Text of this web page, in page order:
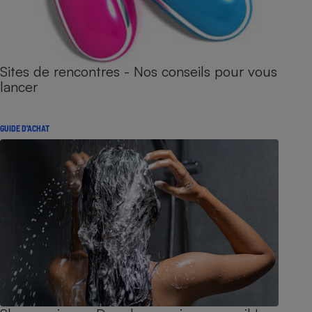
Sites de rencontres - Nos conseils pour vous
lancer
GUIDE D'ACHAT